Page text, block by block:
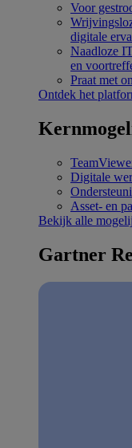
Voor
digitale
Naadloze
en
Praat met
Ontdek het
Digitale
Asset- en
Bekijk alle
Gartner